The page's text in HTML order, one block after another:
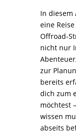
In
eine
Offroad-
nicht nur
zur
bereits
dich zum
möchtest
wissen
abseits